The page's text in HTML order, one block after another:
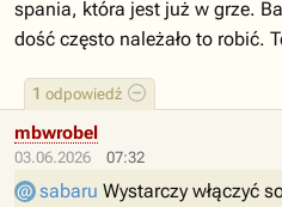
1 odpowiedź
spania, która jest już w grze.
dość często należało to robić.
03.06.2026 07:32
mbwrobel
sabaru Wystarczy włączyć